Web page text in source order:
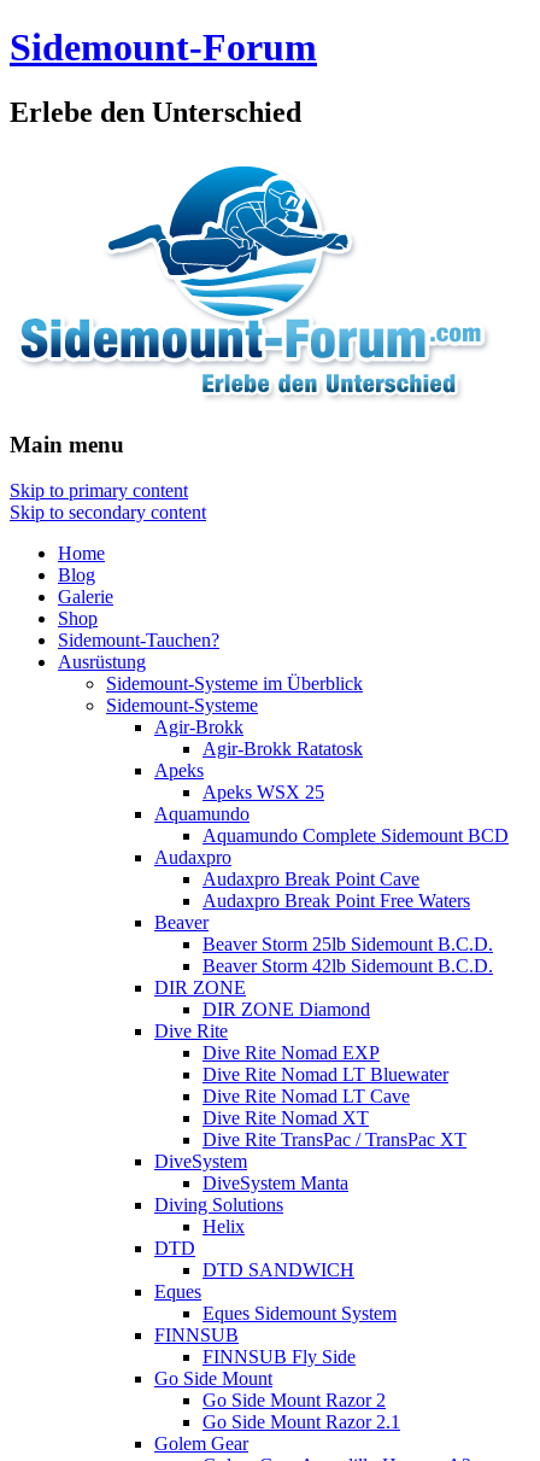
Sidemount-Forum
Erlebe den Unterschied
Main menu
Skip to primary content
Skip to secondary content
Home
Blog
Galerie
Shop
Sidemount-Tauchen?
Ausrüstung
Sidemount-Systeme im Überblick
Sidemount-Systeme
Agir-Brokk
Agir-Brokk Ratatosk
Apeks
Apeks WSX 25
Aquamundo
Aquamundo Complete Sidemount BCD
Audaxpro
Audaxpro Break Point Cave
Audaxpro Break Point Free Waters
Beaver
Beaver Storm 25lb Sidemount B.C.D.
Beaver Storm 42lb Sidemount B.C.D.
DIR ZONE
DIR ZONE Diamond
Dive Rite
Dive Rite Nomad EXP
Dive Rite Nomad LT Bluewater
Dive Rite Nomad LT Cave
Dive Rite Nomad XT
Dive Rite TransPac / TransPac XT
DiveSystem
DiveSystem Manta
Diving Solutions
Helix
DTD
DTD SANDWICH
Eques
Eques Sidemount System
FINNSUB
FINNSUB Fly Side
Go Side Mount
Go Side Mount Razor 2
Go Side Mount Razor 2.1
Golem Gear